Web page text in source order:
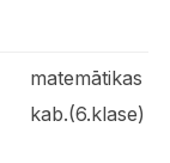
matemātikas
kab.(6.klase)